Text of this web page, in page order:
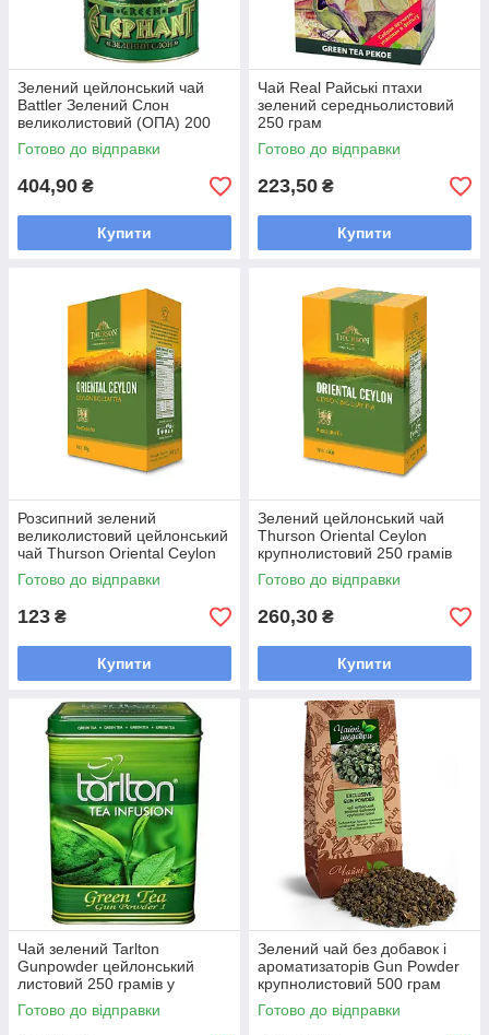
Зелений цейлонський чай
Battler Зелений Слон
великолистовий (ОПА) 200
грамів у бляшанці
Готово до відправки
404,90 ₴
Купити
Чай Real Райські птахи
зелений середньолистовий
250 грам
Готово до відправки
223,50 ₴
Купити
Розсипний зелений
великолистовий цейлонський
чай Thurson Oriental Ceylon
100 грамів
Готово до відправки
123 ₴
Купити
Зелений цейлонський чай
Thurson Oriental Ceylon
крупнолистовий 250 грамів
Готово до відправки
260,30 ₴
Купити
Чай зелений Tarlton
Gunpowder цейлонський
листовий 250 грамів у
бляшанці
Готово до відправки
Зелений чай без добавок і
ароматизаторів Gun Powder
крупнолистовий 500 грам
Готово до відправки